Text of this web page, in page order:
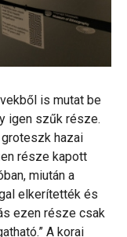
is mutat be
igen szűk része.
hazai
része kapott
miután a
elkerítették és
ezen része csak
A korai